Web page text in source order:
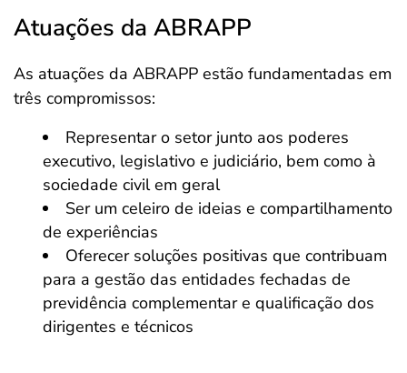
Atuações da ABRAPP
As atuações da ABRAPP estão fundamentadas em
três compromissos:
Representar o setor junto aos poderes
executivo, legislativo e judiciário, bem como à
sociedade civil em geral
Ser um celeiro de ideias e compartilhamento
de experiências
Oferecer soluções positivas que contribuam
para a gestão das entidades fechadas de
previdência complementar e qualificação dos
dirigentes e técnicos